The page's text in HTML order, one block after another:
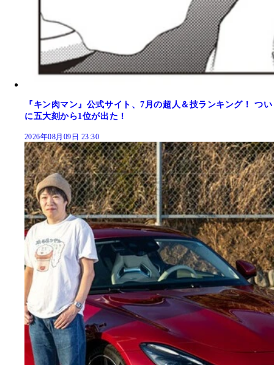
『キン肉マン』公式サイト、7月の超人＆技ランキング！ つい
に五大刻から1位が出た！
2026年08月09日 23:30